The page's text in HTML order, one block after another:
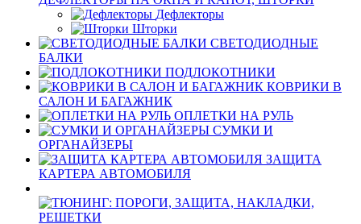
Дефлекторы
Шторки
СВЕТОДИОДНЫЕ
БАЛКИ
ПОДЛОКОТНИКИ
КОВРИКИ В
САЛОН И БАГАЖНИК
ОПЛЕТКИ НА РУЛЬ
СУМКИ И
ОРГАНАЙЗЕРЫ
ЗАЩИТА
КАРТЕРА АВТОМОБИЛЯ